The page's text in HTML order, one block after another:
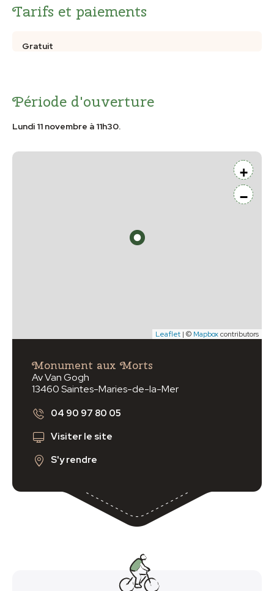
Tarifs et paiements
Gratuit
Période d'ouverture
Lundi 11 novembre à 11h30.
+
−
Leaflet | © Mapboxcontributors
Monument aux Morts
Av Van Gogh
13460 Saintes-Maries-de-la-Mer
04 90 97 80 05
Visiter le site
S'y rendre